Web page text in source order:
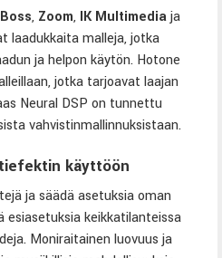
Boss, Zoom, IK Multimediaja
laadukkaita malleja, jotka
ja helpon käytön. Hotone
jotka tarjoavat laajan
Neural DSP on tunnettu
vahvistinmallinnuksistaan.
käyttöön
ja säädä asetuksia oman
esiasetuksia keikkatilanteissa
Moniraitainen luovuus ja